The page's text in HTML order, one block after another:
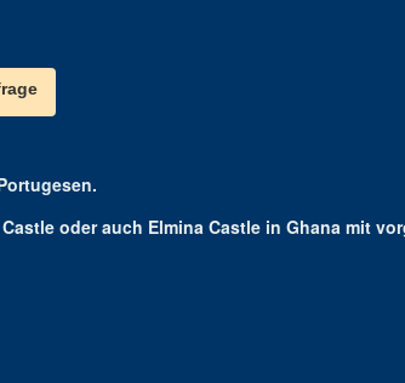
oder auch Elmina Castle in Ghana mit